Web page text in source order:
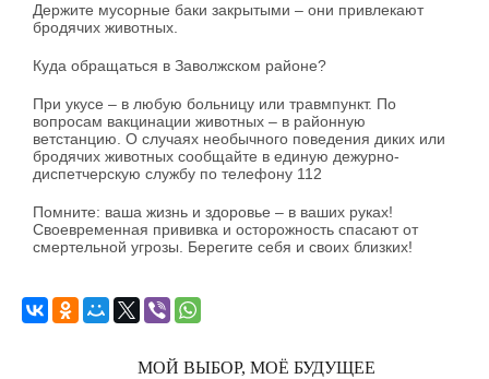
Держите мусорные баки закрытыми – они привлекают
бродячих животных.
Куда обращаться в Заволжском районе?
При укусе – в любую больницу или травмпункт. По
вопросам вакцинации животных – в районную
ветстанцию. О случаях необычного поведения диких или
бродячих животных сообщайте в единую дежурно-
диспетчерскую службу по телефону 112
Помните: ваша жизнь и здоровье – в ваших руках!
Своевременная прививка и осторожность спасают от
смертельной угрозы. Берегите себя и своих близких!
МОЙ ВЫБОР, МОЁ БУДУЩЕЕ